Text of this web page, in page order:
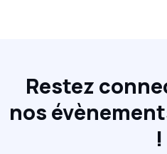
Restez
nos
!